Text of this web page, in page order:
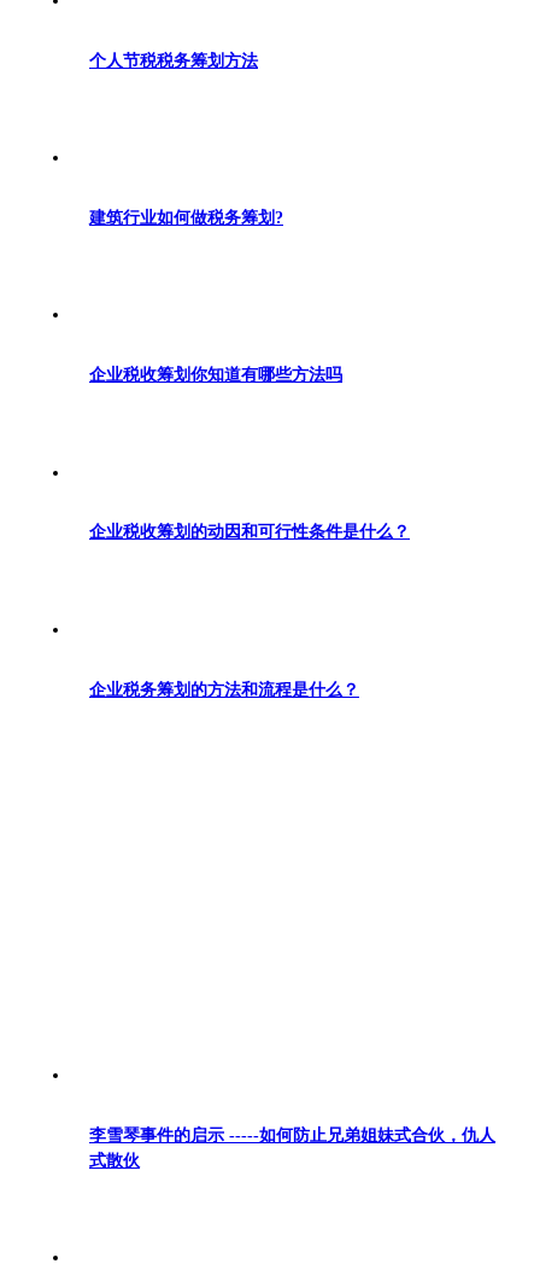
个人节税税务筹划方法
建筑行业如何做税务筹划?
企业税收筹划你知道有哪些方法吗
企业税收筹划的动因和可行性条件是什么？
企业税务筹划的方法和流程是什么？
李雪琴事件的启示 -----如何防止兄弟姐妹式合伙，仇人
式散伙